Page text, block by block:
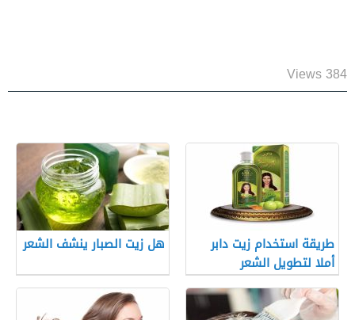
384 Views
طريقة استخدام زيت دابر
أملا لتطويل الشعر
هل زيت الصبار ينشف الشعر